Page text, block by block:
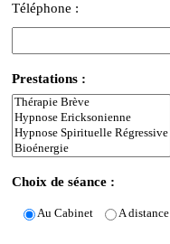
Téléphone :
Prestations :
Choix de séance :
Au Cabinet A distance